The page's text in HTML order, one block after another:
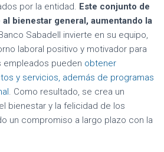
por la entidad. Este conjunto de
bienestar general, aumentando la
Sabadell invierte en su equipo,
laboral positivo y motivador para
empleados pueden obtener
y servicios, además de programas
. Como resultado, se crea un
bienestar y la felicidad de los
un compromiso a largo plazo con la